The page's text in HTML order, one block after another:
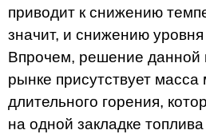
приводит к снижению
значит, и снижению
Впрочем, решение данной
рынке присутствует масса
длительного горения,
на одной закладке